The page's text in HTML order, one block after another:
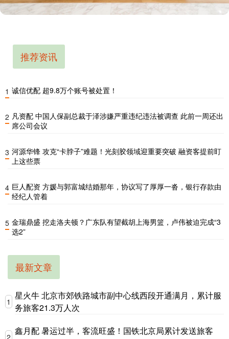
推荐资讯
1 诚信优配 超9.8万个账号被处置！
2 凡资配 中国人保副总裁于泽涉嫌严重违纪违法被调查 此前一周还出
席公司会议
3 河源华锋 攻克“卡脖子”难题！光刻胶领域迎重要突破 融资客提前盯
上这些票
4 巨人配资 方媛与郭富城结婚那年，协议写了厚厚一沓，银行存款由
经纪人管着
5 金瑞鼎盛 挖走洛夫顿？广东队有望截胡上海男篮，卢伟被迫完成“3
选2”
最新文章
1
星火牛 北京市郊铁路城市副中心线西段开通满月，累计服
务旅客21.3万人次
鑫月配 暑运过半，客流旺盛！国铁北京局累计发送旅客